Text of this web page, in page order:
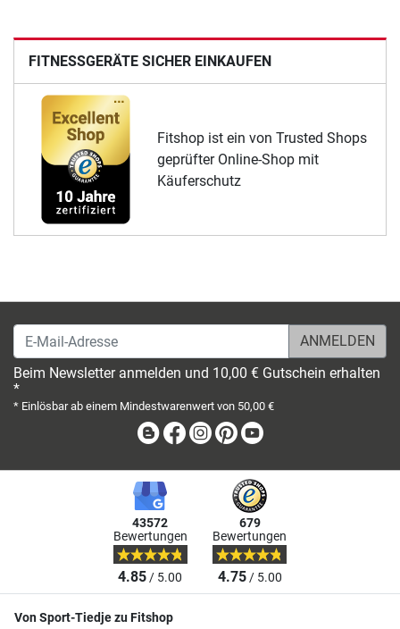
FITNESSGERÄTE SICHER EINKAUFEN
Fitshop ist ein von Trusted Shops
geprüfter Online-Shop mit
Käuferschutz
E-Mail-Adresse
Beim Newsletter anmelden und 10,00 € Gutschein erhalten
*
* Einlösbar ab einem Mindestwarenwert von 50,00 €
BlogFacebook
Instagram
Pinterest
43572
Bewertungen
4.85/ 5.00
679
Bewertungen
4.75/ 5.00
Von Sport-Tiedje zu Fitshop